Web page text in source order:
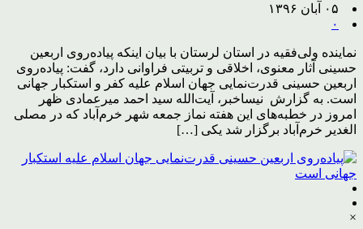
۰۵ آبان ۱۳۹۶
۰
نماینده ولی‌فقیه در استان لرستان با بیان اینکه پیاده‌روی اربعین
حسینی آثار معنوی، اخلاقی و تربیتی فراوانی دارد، گفت: پیاده‌روی
اربعین حسینی قدرت‌نمایی جهان اسلام علیه کفر و استکبار جهانی
است. به گزارش نیساخبر، آیت‌الله سید احمد میرعمادی ظهر
امروز در خطبه‌های این هفته نماز جمعه شهر خرم‌آباد که در مصلی
الغدیر خرم‌آباد برگزار شد یکی […]
×